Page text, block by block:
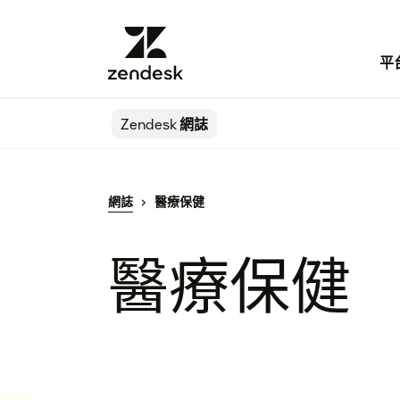
平
Zendesk網誌
網誌 醫療保健
醫療保健